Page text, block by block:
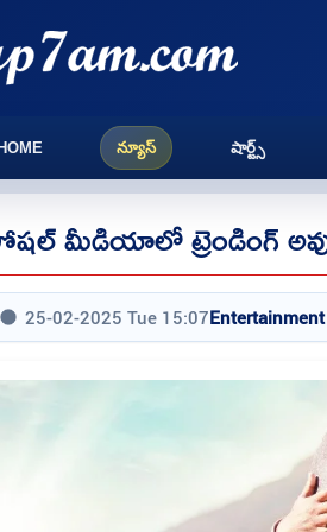
HOME న్యూస్ షార్ట్స్
మీడియాలో ట్రెండింగ్
25-02-2025 Tue 15:07Entertainment